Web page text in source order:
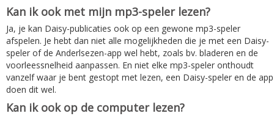
Kan ik ook met mijn mp3-speler lezen?
Ja, je kan Daisy-publicaties ook op een gewone mp3-speler
afspelen. Je hebt dan niet alle mogelijkheden die je met een Daisy-
speler of de Anderlsezen-app wel hebt, zoals bv. bladeren en de
voorleessnelheid aanpassen. En niet elke mp3-speler onthoudt
vanzelf waar je bent gestopt met lezen, een Daisy-speler en de app
doen dit wel.
Kan ik ook op de computer lezen?